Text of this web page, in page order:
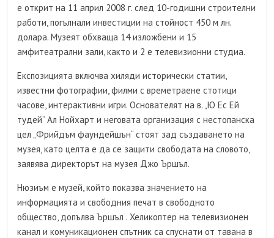
е открит на 11 април 2008 г. след 10-годишни строителни
работи, погълнали инвестиции на стойност 450 м лн.
долара. Музеят обхваща 14 изложбени и 15
амфитеатрални зали, както и 2 е телевизионни студиа.
Експозицията включва хиляди исторически статии,
известни фотографии, филми с времетраене стотици
часове, интерактивни игри. Основателят на в. „Ю Ес Ей
тудей“ Ал Нойхарт и неговата организация с нестопанска
цел „Фрийдъм фаундейшън“ стоят зад създаването на
музея, като целта е да се защити свободата на словото,
заявява директорът на музея Джо Ършъл.
Нюзиъм е музей, който показва значението на
информацията и свободния печат в свободното
общество, допълва Ършъл . Хеликоптер на телевизионен
канал и комуникационен спътник са спуснати от тавана в